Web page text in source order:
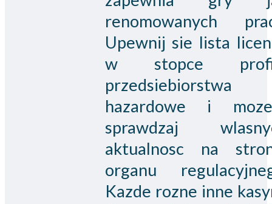
renomowanych
Upewnij sie lista
w stopce
przedsiebiorstwa
hazardowe i
sprawdzaj
aktualnosc na
organu
Kazde rozne inne